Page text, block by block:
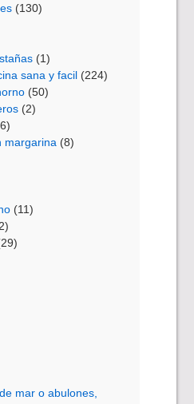
(130)
(1)
sana y facil (224)
(50)
(2)
margarina (8)
(11)
mar o abulones,